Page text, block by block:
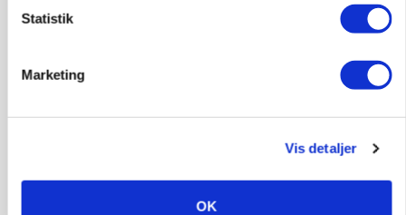
Statistik
Marketing
Vis detaljer
OK